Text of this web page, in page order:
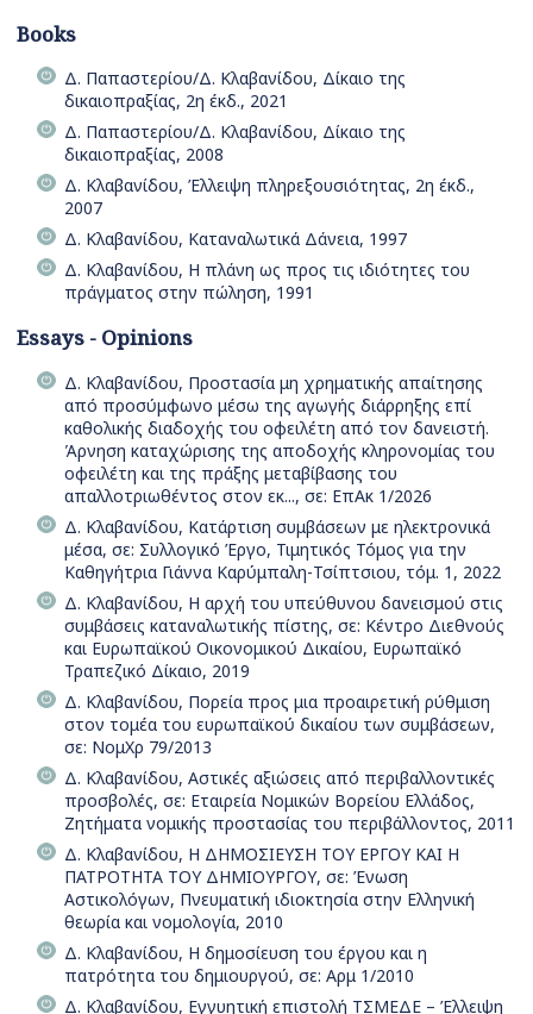
Books
Δ. Παπαστερίου/Δ. Κλαβανίδου, Δίκαιο της
δικαιοπραξίας, 2η έκδ., 2021
Δ. Παπαστερίου/Δ. Κλαβανίδου, Δίκαιο της
δικαιοπραξίας, 2008
Δ. Κλαβανίδου, Έλλειψη πληρεξουσιότητας, 2η έκδ.,
2007
Δ. Κλαβανίδου, Καταναλωτικά Δάνεια, 1997
Δ. Κλαβανίδου, Η πλάνη ως προς τις ιδιότητες του
πράγματος στην πώληση, 1991
Essays - Opinions
Δ. Κλαβανίδου, Προστασία μη χρηματικής απαίτησης
από προσύμφωνο μέσω της αγωγής διάρρηξης επί
καθολικής διαδοχής του οφειλέτη από τον δανειστή.
Άρνηση καταχώρισης της αποδοχής κληρονομίας του
οφειλέτη και της πράξης μεταβίβασης του
απαλλοτριωθέντος στον εκ..., σε: ΕπΑκ 1/2026
Δ. Κλαβανίδου, Κατάρτιση συμβάσεων με ηλεκτρονικά
μέσα, σε: Συλλογικό Έργο, Τιμητικός Τόμος για την
Καθηγήτρια Γιάννα Καρύμπαλη-Τσίπτσιου, τόμ. 1, 2022
Δ. Κλαβανίδου, Η αρχή του υπεύθυνου δανεισμού στις
συμβάσεις καταναλωτικής πίστης, σε: Κέντρο Διεθνούς
και Ευρωπαϊκού Οικονομικού Δικαίου, Ευρωπαϊκό
Τραπεζικό Δίκαιο, 2019
Δ. Κλαβανίδου, Πορεία προς μια προαιρετική ρύθμιση
στον τομέα του ευρωπαϊκού δικαίου των συμβάσεων,
σε: ΝομΧρ 79/2013
Δ. Κλαβανίδου, Αστικές αξιώσεις από περιβαλλοντικές
προσβολές, σε: Εταιρεία Νομικών Βορείου Ελλάδος,
Ζητήματα νομικής προστασίας του περιβάλλοντος, 2011
Δ. Κλαβανίδου, Η ΔΗΜΟΣΙΕΥΣΗ ΤΟΥ ΕΡΓΟΥ ΚΑΙ Η
ΠΑΤΡΟΤΗΤΑ ΤΟΥ ΔΗΜΙΟΥΡΓΟΥ, σε: Ένωση
Αστικολόγων, Πνευματική ιδιοκτησία στην Ελληνική
θεωρία και νομολογία, 2010
Δ. Κλαβανίδου, Η δημοσίευση του έργου και η
πατρότητα του δημιουργού, σε: Αρμ 1/2010
Δ. Κλαβανίδου, Εγγυητική επιστολή ΤΣΜΕΔΕ – Έλλειψη